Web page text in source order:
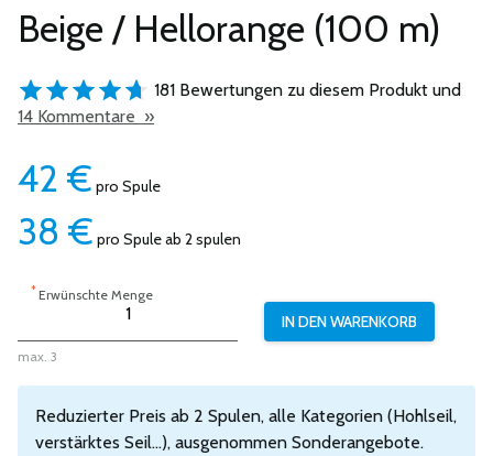
Beige / Hellorange (100 m)
181 Bewertungen zu diesem Produkt und
14 Kommentare »
42 € pro Spule
38 € pro Spule ab 2 spulen
*Erwünschte Menge
max. 3
Reduzierter Preis ab 2 Spulen, alle Kategorien (Hohlseil,
verstärktes Seil...), ausgenommen Sonderangebote.